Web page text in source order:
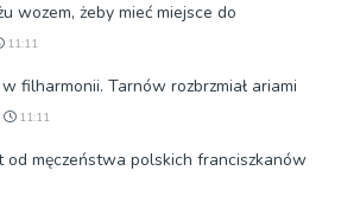
wozem, żeby mieć miejsce do
11:11
filharmonii. Tarnów rozbrzmiał ariami
11:11
męczeństwa polskich franciszkanów